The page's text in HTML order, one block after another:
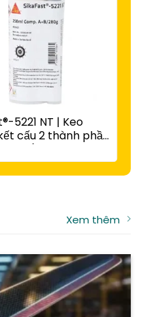
5221 NT | Keo
cấu 2 thành phần
rắn nhanh cho
kim loại và nhựa
Xem thêm